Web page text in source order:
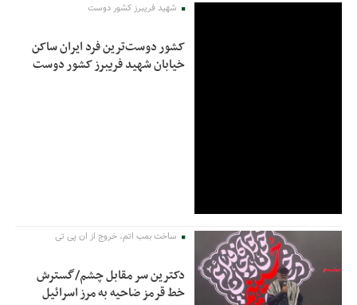
شهید فریبرز کشور دوست
کشور دوست‌ترین فرد ایران ساکن
خیابان شهید فریبرز کشور دوست
ساخت بمب اتم، خروج از ان پی تی
دکترین سر مقابل چشم/گسترش
خط قرمز ضاحیه به مرز اسرائیل